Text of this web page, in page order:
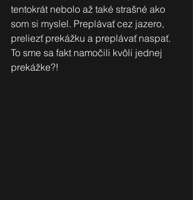
tentokrát nebolo až také strašné ako
som si myslel. Preplávať cez jazero,
preliezť prekážku a preplávať naspať.
To sme sa fakt namočili kvôli jednej
prekážke?!